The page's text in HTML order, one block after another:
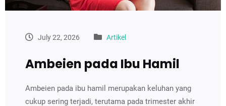
July 22, 2026 Artikel
Ambeien pada Ibu Hamil
Ambeien pada ibu hamil merupakan keluhan yang
cukup sering terjadi, terutama pada trimester akhir